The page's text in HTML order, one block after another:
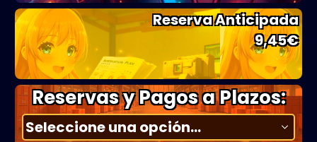
Reserva Anticipada
9,45€
Reservas y Pagos a Plazos: